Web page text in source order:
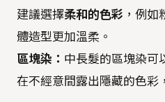
建議選擇柔和的色彩 ，例
體造型更加溫柔。
區塊染： 中長髮的區塊染可
在不經意間露出隱藏的色彩